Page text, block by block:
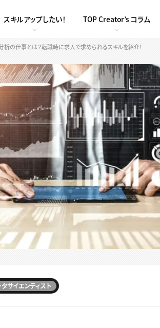
スキルアップしたい！ TOP Creator’s コラム
析の仕事とは？転職時に求人で求められるスキルを紹介！
サイエンティスト